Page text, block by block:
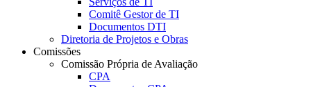
Comitê Gestor de TI
Documentos DTI
Diretoria de Projetos e Obras
Comissões
Comissão Própria de Avaliação
CPA